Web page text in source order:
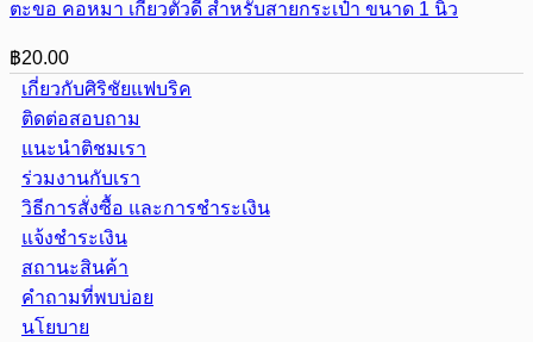
ตะขอ คอหมา เกี่ยวตัวดี สำหรับสายกระเป๋า ขนาด 1 นิ้ว
฿20.00
เกี่ยวกับศิริชัยแฟบริค
ติดต่อสอบถาม
แนะนำติชมเรา
ร่วมงานกับเรา
วิธีการสั่งซื้อ และการชำระเงิน
แจ้งชำระเงิน
สถานะสินค้า
คำถามที่พบบ่อย
นโยบาย